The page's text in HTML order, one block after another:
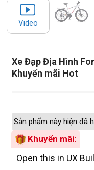
Xe Đạp Địa Hình
Khuyến mãi Hot
Video
Sản phẩm này hiện đã
Khuyến mãi:
Open this in UX